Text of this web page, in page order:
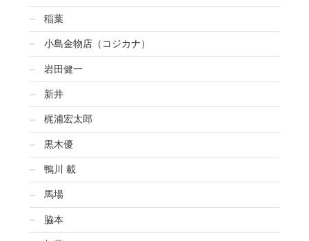
稲葉
小島金物店（コジカナ）
岩田健一
新井
梶浦宏太郎
黒木優
鴨川 載
馬場
脇本